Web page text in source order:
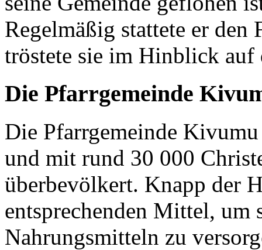
Regelmäßig stattete er
tröstete sie im Hinblick
Die Pfarrgemeinde
Die Pfarrgemeinde
und mit rund 30 000
überbevölkert. Knapp der
entsprechenden Mittel, um
Nahrungsmitteln zu